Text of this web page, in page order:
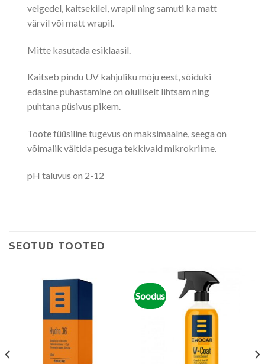
velgedel, kaitsekilel, wrapil ning samuti ka matt
värvil või matt wrapil.
Mitte kasutada esiklaasil.
Kaitseb pindu UV kahjuliku mõju eest, sõiduki
edasine puhastamine on oluiliselt lihtsam ning
puhtana püsivus pikem.
Toote füüsiline tugevus on maksimaalne, seega on
võimalik vältida pesuga tekkivaid mikrokriime.
pH taluvus on 2-12
SEOTUD TOOTED
Soodus